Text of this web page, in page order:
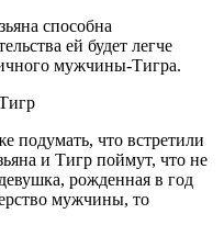
способна
ей будет легче
мужчины-Тигра.
подумать, что встретили
и Тигр поймут, что не
рожденная в год
мужчины, то